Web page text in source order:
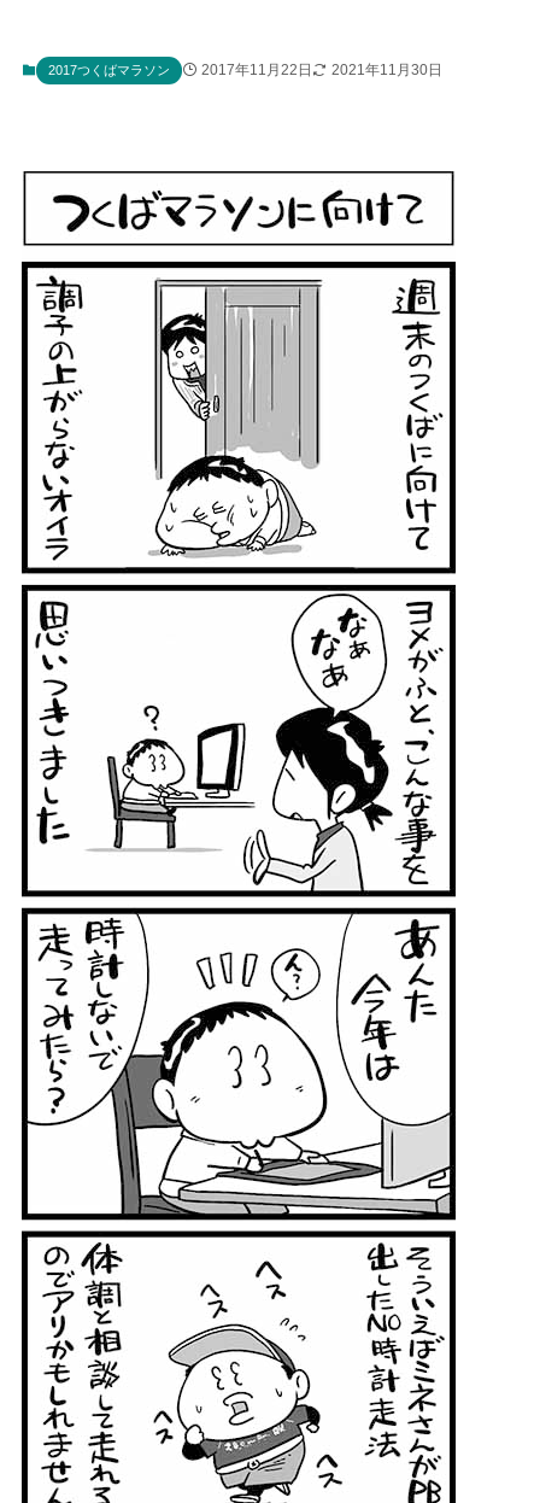
2017つくばマラソン 2017年11月22日 2021年11月30日